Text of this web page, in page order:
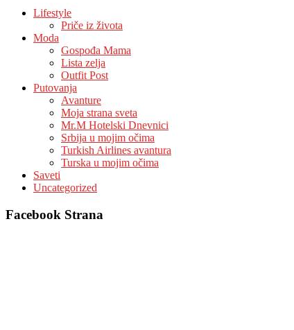
Lifestyle
Priče iz života
Moda
Gospođa Mama
Lista zelja
Outfit Post
Putovanja
Avanture
Moja strana sveta
Mr.M Hotelski Dnevnici
Srbija u mojim očima
Turkish Airlines avantura
Turska u mojim očima
Saveti
Uncategorized
Facebook Strana